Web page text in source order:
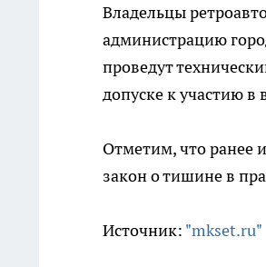
Владельцы
администрацию
проведут
допуске к участию в
Отметим, что ранее
закон о тишине в
Источник: "mkset.ru"